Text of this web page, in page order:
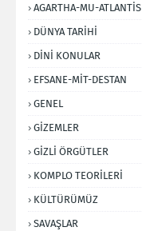
AGARTHA-MU-ATLANTİS
DÜNYA TARİHİ
DİNİ KONULAR
EFSANE-MİT-DESTAN
GENEL
GİZEMLER
GİZLİ ÖRGÜTLER
KOMPLO TEORİLERİ
KÜLTÜRÜMÜZ
SAVAŞLAR